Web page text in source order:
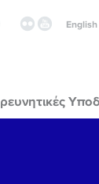
English